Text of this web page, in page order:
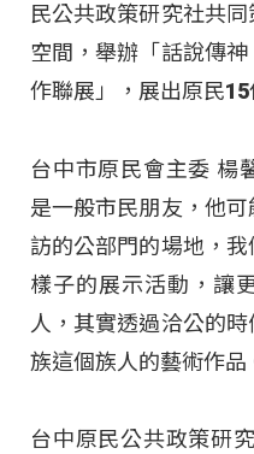
民公共政策研究社共
空間，舉辦「話說傳
作聯展」，展出原民
台中市原民會主委 楊
是一般市民朋友，他
訪的公部門的場地，
樣子的展示活動，讓
人，其實透過洽公的
族這個族人的藝術作品
台中原民公共政策研